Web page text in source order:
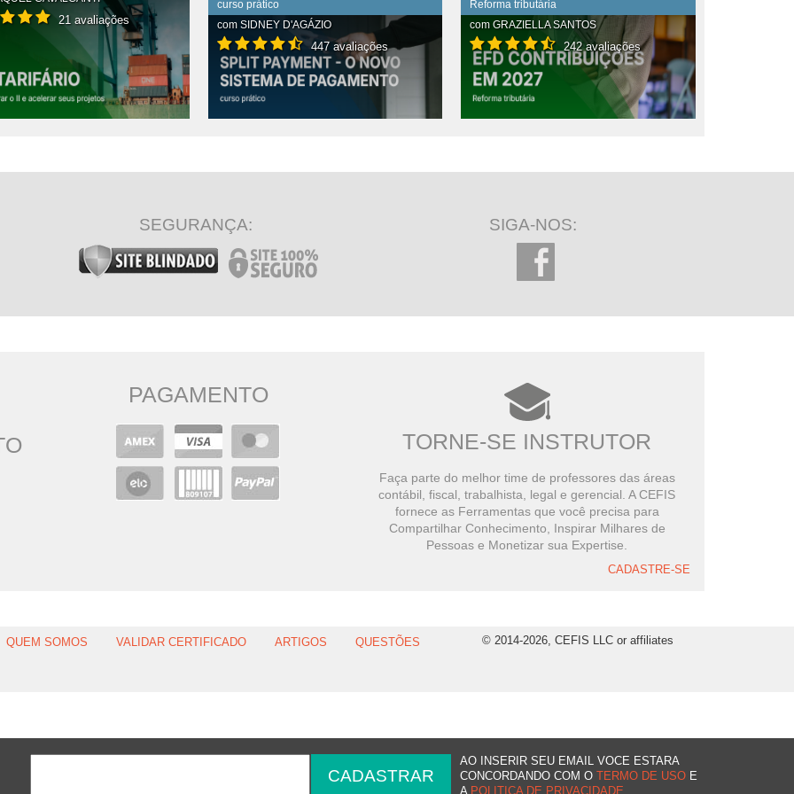
21 avaliações
curso prático
com SIDNEY D'AGÁZIO
447 avaliações
CONTEÚDO COMPLETO
Reforma tributária
comGRAZIELLA SANTOS
242 avaliações
VER CONTEÚDO COMPLETO
SEGURANÇA: SIGA-NOS:
PAGAMENTO
TORNE-SE INSTRUTOR
Faça parte do melhor time de professores das áreas
contábil, fiscal, trabalhista, legal e gerencial. A CEFIS
fornece as Ferramentas que você precisa para
Compartilhar Conhecimento, Inspirar Milhares de
Pessoas e Monetizar sua Expertise.
CADASTRE-SE
QUEM SOMOS VALIDAR CERTIFICADO ARTIGOS QUESTÕES © 2014-2026, CEFIS LLC or affiliates
AO INSERIR SEU EMAIL VOCE ESTARA
CONCORDANDO COM O
TERMO DE USO E